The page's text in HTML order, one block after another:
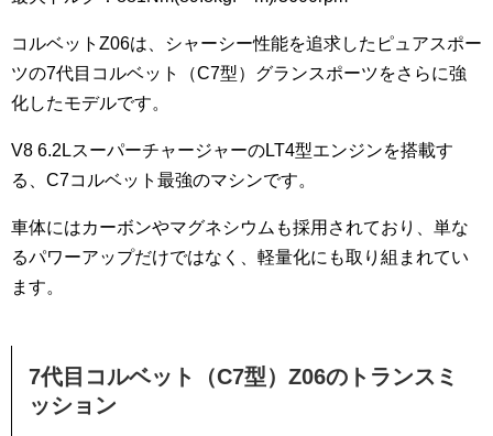
コルベットZ06は、シャーシー性能を追求したピュアスポー
ツの7代目コルベット（C7型）グランスポーツをさらに強
化したモデルです。
V8 6.2LスーパーチャージャーのLT4型エンジンを搭載す
る、C7コルベット最強のマシンです。
車体にはカーボンやマグネシウムも採用されており、単な
るパワーアップだけではなく、軽量化にも取り組まれてい
ます。
7代目コルベット（C7型）Z06のトランスミ
ッション